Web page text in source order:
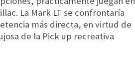
La Mark LT se confrontaría
más directa, en virtud de
de la Pick up recreativa